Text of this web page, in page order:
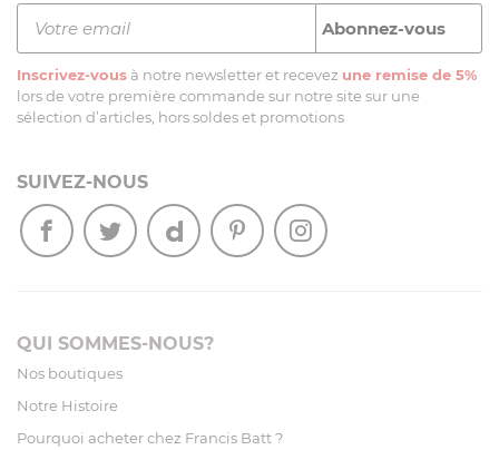
Inscrivez-vous à notre newsletter et recevez une remise de 5%
lors de votre première commande sur notre site sur une
sélection d’articles, hors soldes et promotions
SUIVEZ-NOUS
QUI SOMMES-NOUS?
Nos boutiques
Notre Histoire
Pourquoi acheter chez Francis Batt ?